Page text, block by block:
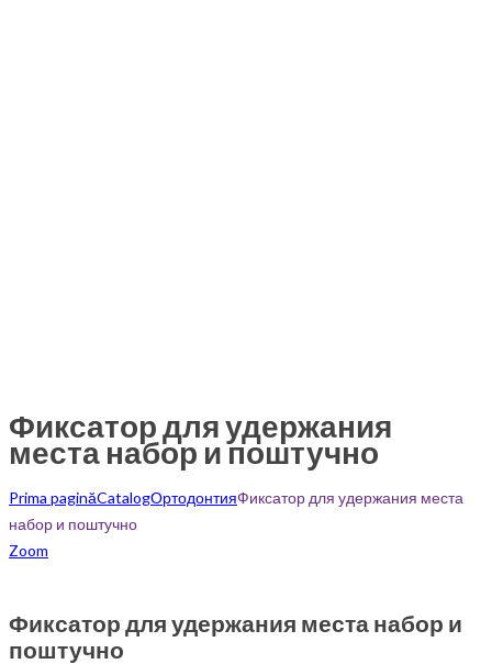
Фиксатор для удержания
места набор и поштучно
Prima paginăCatalogОртодонтияФиксатор для удержания места
набор и поштучно
Zoom
Фиксатор для удержания места набор и
поштучно